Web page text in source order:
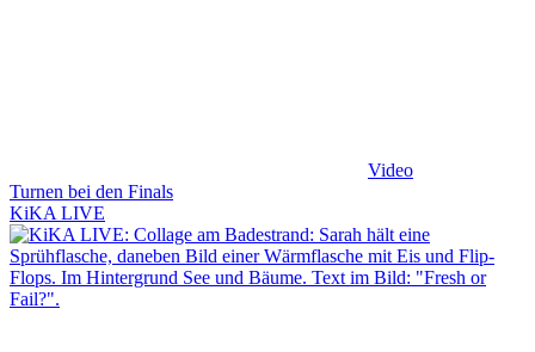
Video
Turnen bei den Finals
KiKA LIVE